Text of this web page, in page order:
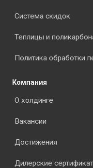
Система скидок
Теплицы и
Политика обработки
Компания
О холдинге
Вакансии
Достижения
Дилерские